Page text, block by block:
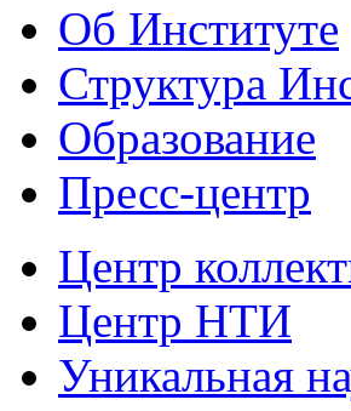
Об Институте
Структура
Образование
Пресс-центр
Центр
Центр НТИ
Уникальная